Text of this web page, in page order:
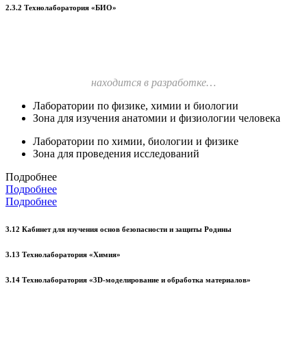
2.3.2 Технолаборатория «БИО»
находится в разработке…
Лаборатории по физике, химии и биологии
Зона для изучения анатомии и физиологии человека
Лаборатории по химии, биологии и физике
Зона для проведения исследований
Подробнее
Подробнее
Подробнее
3.12 Кабинет для изучения основ безопасности и защиты Родины
3.13 Технолаборатория «Химия»
3.14 Технолаборатория «3D-моделирование и обработка материалов»